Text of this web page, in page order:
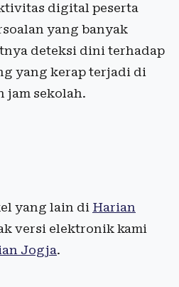
digital peserta
yang banyak
deteksi dini terhadap
yang kerap terjadi di
jam sekolah.
yang lain di Harian
versi elektronik kami
Jogja.